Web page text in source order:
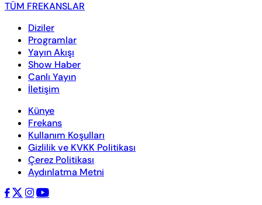
TÜM FREKANSLAR
Diziler
Programlar
Yayın Akışı
Show Haber
Canlı Yayın
İletişim
Künye
Frekans
Kullanım Koşulları
Gizlilik ve KVKK Politikası
Çerez Politikası
Aydınlatma Metni